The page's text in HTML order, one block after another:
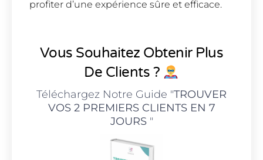
profiter d’une expérience sûre et efficace.
Vous Souhaitez Obtenir Plus
De Clients ?
Téléchargez Notre Guide "TROUVER
VOS 2 PREMIERS CLIENTS EN 7
JOURS"